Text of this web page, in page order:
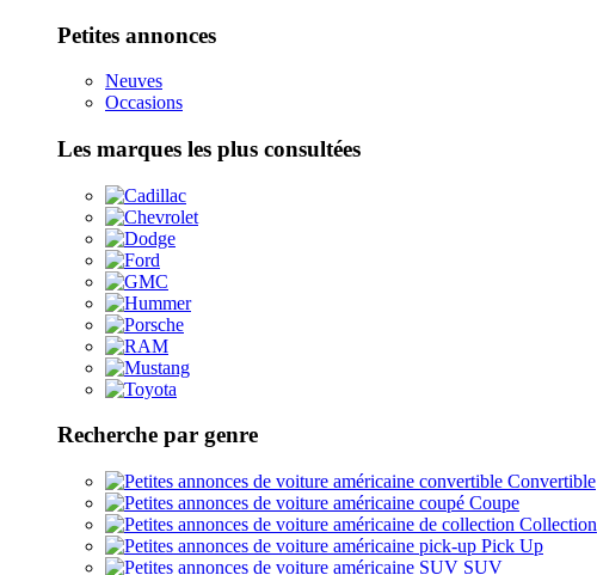
Petites annonces
Neuves
Occasions
Les marques les plus consultées
Recherche par genre
Convertible
Coupe
Collection
Pick Up
SUV